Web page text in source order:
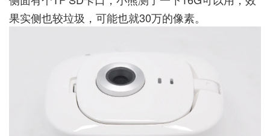
果实侧也较垃圾，可能也就30万的像素。